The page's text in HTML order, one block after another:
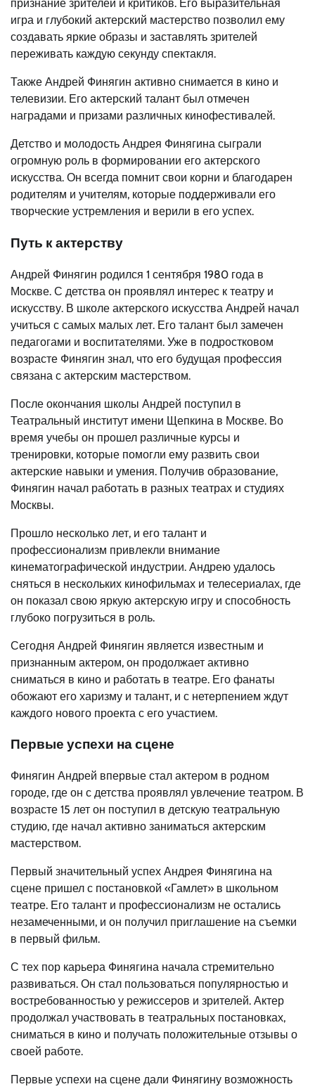
признание зрителей и критиков. Его выразительная
игра и глубокий актерский мастерство позволил ему
создавать яркие образы и заставлять зрителей
переживать каждую секунду спектакля.
Также Андрей Финягин активно снимается в кино и
телевизии. Его актерский талант был отмечен
наградами и призами различных кинофестивалей.
Детство и молодость Андрея Финягина сыграли
огромную роль в формировании его актерского
искусства. Он всегда помнит свои корни и благодарен
родителям и учителям, которые поддерживали его
творческие устремления и верили в его успех.
Путь к актерству
Андрей Финягин родился 1 сентября 1980 года в
Москве. С детства он проявлял интерес к театру и
искусству. В школе актерского искусства Андрей начал
учиться с самых малых лет. Его талант был замечен
педагогами и воспитателями. Уже в подростковом
возрасте Финягин знал, что его будущая профессия
связана с актерским мастерством.
После окончания школы Андрей поступил в
Театральный институт имени Щепкина в Москве. Во
время учебы он прошел различные курсы и
тренировки, которые помогли ему развить свои
актерские навыки и умения. Получив образование,
Финягин начал работать в разных театрах и студиях
Москвы.
Прошло несколько лет, и его талант и
профессионализм привлекли внимание
кинематографической индустрии. Андрею удалось
сняться в нескольких кинофильмах и телесериалах, где
он показал свою яркую актерскую игру и способность
глубоко погрузиться в роль.
Сегодня Андрей Финягин является известным и
признанным актером, он продолжает активно
сниматься в кино и работать в театре. Его фанаты
обожают его харизму и талант, и с нетерпением ждут
каждого нового проекта с его участием.
Первые успехи на сцене
Финягин Андрей впервые стал актером в родном
городе, где он с детства проявлял увлечение театром. В
возрасте 15 лет он поступил в детскую театральную
студию, где начал активно заниматься актерским
мастерством.
Первый значительный успех Андрея Финягина на
сцене пришел с постановкой «Гамлет» в школьном
театре. Его талант и профессионализм не остались
незамеченными, и он получил приглашение на съемки
в первый фильм.
С тех пор карьера Финягина начала стремительно
развиваться. Он стал пользоваться популярностью и
востребованностью у режиссеров и зрителей. Актер
продолжал участвовать в театральных постановках,
сниматься в кино и получать положительные отзывы о
своей работе.
Первые успехи на сцене дали Финягину возможность